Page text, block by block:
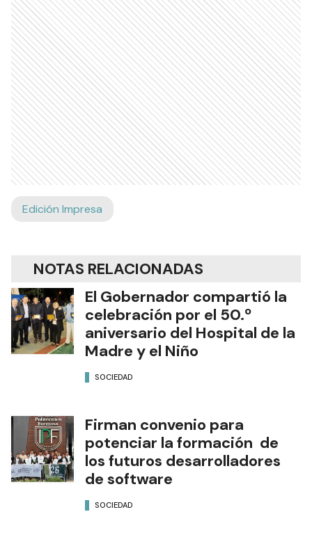
Edición Impresa
NOTAS RELACIONADAS
El Gobernador compartió la
celebración por el 50.º
aniversario del Hospital de la
Madre y el Niño
SOCIEDAD
Firman convenio para
potenciar la formación de
los futuros desarrolladores
de software
SOCIEDAD